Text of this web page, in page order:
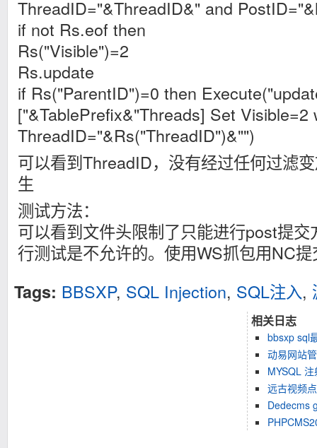
ThreadID="&ThreadID&" and
if not Rs.eof then
Rs("Visible")=2
Rs.update
if Rs("ParentID")=0 then
["&TablePrefix&"Threads] Set Visible=2
ThreadID="&Rs("ThreadID")&"")
可以看到ThreadID，没有经过任何过滤
生
测试方法：
可以看到文件头限制了只能进行post提
行测试是不允许的。使用WS抓包用NC
Tags: BBSXP, SQL Injection, SQL注入,
相关日志
bbsxp sql
动易网站
MYSQL
远古视频
Dedecms